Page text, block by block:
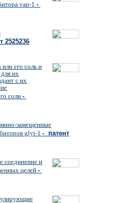
vap-1 -
2525236
его соль и
их
с их
соли -
замещенные
glyt-1 - патент
соединение и
целей -